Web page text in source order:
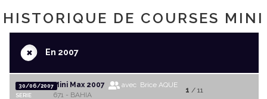
HISTORIQUE DE COURSES MINI
+En 2007
30/06/2007
SERIE
Mini Max 2007
avec Brice AQUE
671 - BAHIA
1 / 11